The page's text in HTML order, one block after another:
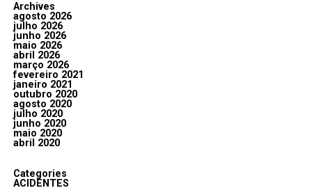
Archives
agosto 2026
julho 2026
junho 2026
maio 2026
abril 2026
março 2026
fevereiro 2021
janeiro 2021
outubro 2020
agosto 2020
julho 2020
junho 2020
maio 2020
abril 2020
Categories
ACIDENTES